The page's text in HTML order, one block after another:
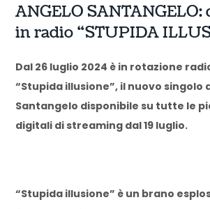
ANGELO
in radio “STUPIDA
Dal 26 luglio 2024 è in rotazione
“Stupida illusione”, il nuovo singolo
Santangelo disponibile su tutte le
digitali di streaming dal 19 luglio.
“Stupida illusione” è un brano